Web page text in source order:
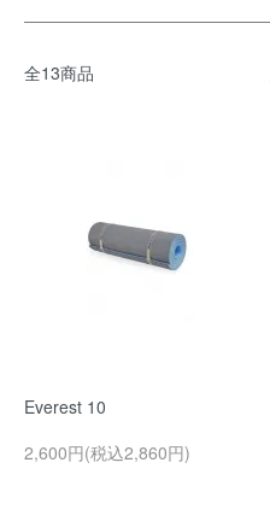
全13商品
Everest 10
2,600円(税込2,860円)